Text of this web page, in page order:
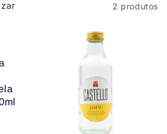
2 produtos